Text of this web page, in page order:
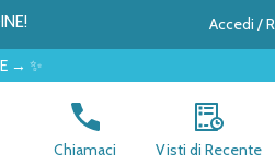
Accedi /
Chiamaci Visti di Recente